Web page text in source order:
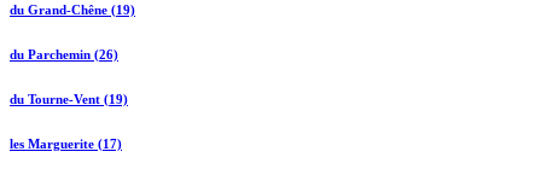
du Grand-Chêne (19)
du Parchemin (26)
du Tourne-Vent (19)
les Marguerite (17)